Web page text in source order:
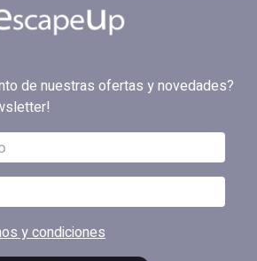
de nuestras ofertas y novedades?
y condiciones